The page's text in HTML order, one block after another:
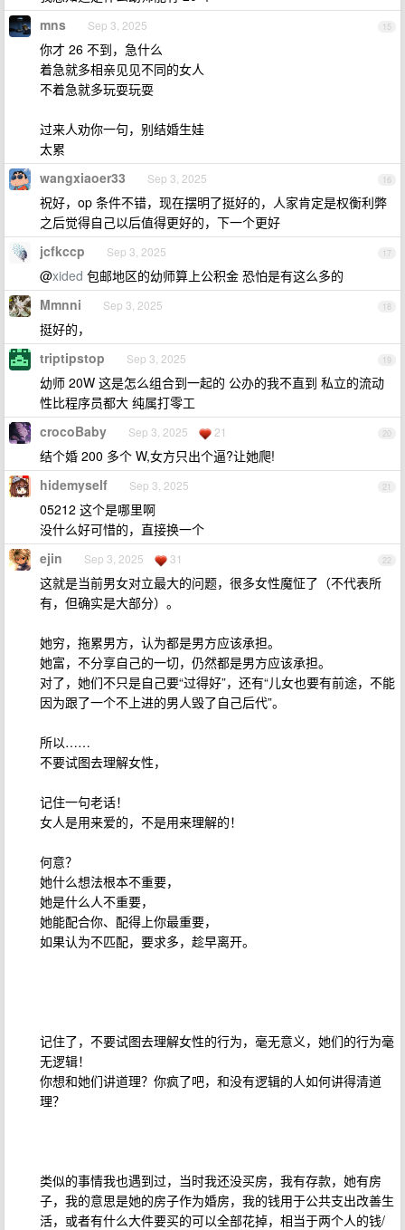
15
mns Sep 3, 2025
你才 26 不到，急什么
着急就多相亲见见不同的女人
不着急就多玩耍玩耍
过来人劝你一句，别结婚生娃
太累
16
wangxiaoer33 Sep 3, 2025
祝好，op 条件不错，现在摆明了挺好的，人家肯定是权衡利弊
之后觉得自己以后值得更好的，下一个更好
17
jcfkccp Sep 3, 2025
@xided 包邮地区的幼师算上公积金 恐怕是有这么多的
18
Mmnni Sep 3, 2025
挺好的，
19
triptipstop Sep 3, 2025
幼师 20W 这是怎么组合到一起的 公办的我不直到 私立的流动
性比程序员都大 纯属打零工
20
crocoBaby Sep 3, 2025 21
结个婚 200 多个 W,女方只出个逼?让她爬!
21
hidemyself Sep 3, 2025
05212 这个是哪里啊
没什么好可惜的，直接换一个
22
ejin Sep 3, 2025 31
这就是当前男女对立最大的问题，很多女性魔怔了（不代表所
有，但确实是大部分）。
她穷，拖累男方，认为都是男方应该承担。
她富，不分享自己的一切，仍然都是男方应该承担。
对了，她们不只是自己要“过得好”，还有“儿女也要有前途，不能
因为跟了一个不上进的男人毁了自己后代”。
所以……
不要试图去理解女性，
记住一句老话！
女人是用来爱的，不是用来理解的！
何意？
她什么想法根本不重要，
她是什么人不重要，
她能配合你、配得上你最重要，
如果认为不匹配，要求多，趁早离开。
记住了，不要试图去理解女性的行为，毫无意义，她们的行为毫
无逻辑！
你想和她们讲道理？你疯了吧，和没有逻辑的人如何讲得清道
理？
类似的事情我也遇到过，当时我还没买房，我有存款，她有房
子，我的意思是她的房子作为婚房，我的钱用于公共支出改善生
活，或者有什么大件要买的可以全部花掉，相当于两个人的钱/